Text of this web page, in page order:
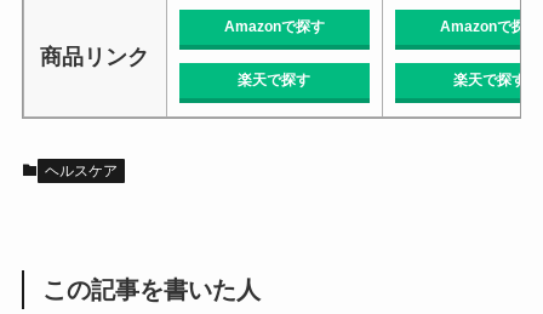
商品リンク
Amazonで探す
楽天で探す
Amazonで探す
楽天で探す
ヘルスケア
この記事を書いた人